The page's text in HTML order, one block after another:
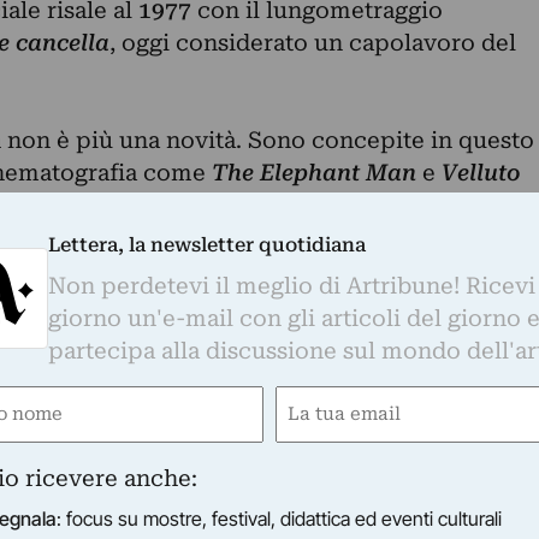
risale al 1977 con il lungometraggio
cancella, oggi considerato un capolavoro del
è più una novità. Sono concepite in questo
come The Elephant Man e Velluto
miglior regista). Gli Anni Novanta segnano
I segreti di Twin Peaks, il leggendario
Palmer.
di regista, sono inoltre frequenti le
i suoi dipinti – dal taglio tetro e viscerale –
musei e gallerie d’arte come il
Museum of
Lettera, la newsletter quotidiana
Non perdetevi il meglio di Artribune!
giorno un'e-mail con gli articoli del giorno
partecipa alla discussione sul mondo
Email
ricevere anche:
: focus su mostre, festival, didattica ed eventi culturali